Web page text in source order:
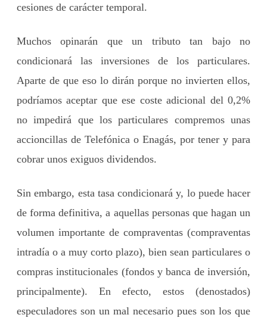
cesiones de carácter temporal.
Muchos opinarán que un tributo tan bajo no
condicionará las inversiones de los particulares.
Aparte de que eso lo dirán porque no invierten ellos,
podríamos aceptar que ese coste adicional del 0,2%
no impedirá que los particulares compremos unas
accioncillas de Telefónica o Enagás, por tener y para
cobrar unos exiguos dividendos.
Sin embargo, esta tasa condicionará y, lo puede hacer
de forma definitiva, a aquellas personas que hagan un
volumen importante de compraventas (compraventas
intradía o a muy corto plazo), bien sean particulares o
compras institucionales (fondos y banca de inversión,
principalmente). En efecto, estos (denostados)
especuladores son un mal necesario pues son los que